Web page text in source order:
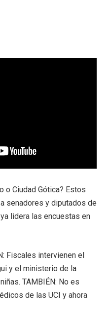
o Ciudad Gótica? Estos
senadores y diputados de
lidera las encuestas en
Fiscales intervienen el
y el ministerio de la
TAMBIÉN: No es
de las UCI y ahora